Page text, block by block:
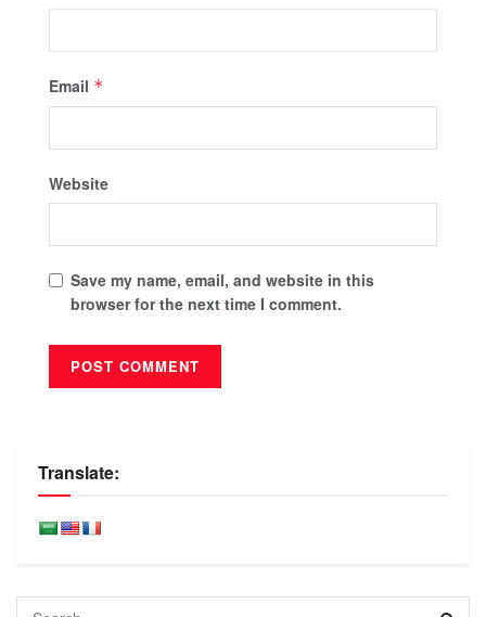
Email *
Website
Save my name, email, and website in this
browser for the next time I comment.
Translate: